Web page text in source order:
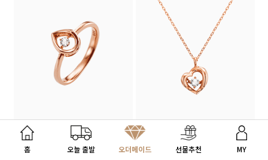
내게 맞는 선물 찾기
홈 오늘 출발 오더메이드 선물추천 MY